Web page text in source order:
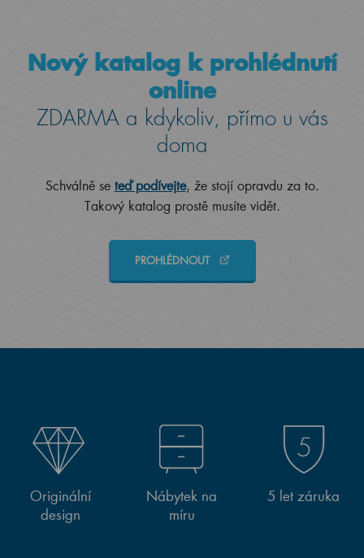
Nový katalog k prohlédnutí
online
ZDARMA a kdykoliv, přímo u vás
doma
Schválně se teď podívejte, že stojí opravdu za to.
Takový katalog prostě musíte vidět.
PROHLÉDNOUT
Originální
design
Nábytek na
míru
5 let záruka